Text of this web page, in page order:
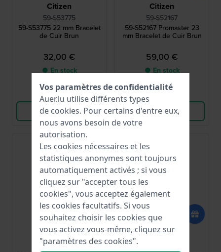
Citizen
59-S53775
59-S53775 22 mm Bracelet
de Cuir Brun
32,00 €
● En stock
Comparer
Voir les produits
Citizen
59-S52167
59-S52167 Promaster 23
mm Bracelet de Cuir Brun
59,00 €
● En stock
Voir les produits
Citizen
59-S53658
Citizen
Vos paramètres de confidentialité
Auer.lu utilise différents types
de cookies. Pour certains d'entre eux,
nous avons besoin de votre
autorisation.
Les cookies nécessaires et les
statistiques anonymes sont toujours
automatiquement activés ; si vous
cliquez sur "accepter tous les
cookies", vous acceptez également
les cookies facultatifs. Si vous
souhaitez choisir les cookies que
vous activez vous-même, cliquez sur
"paramètres des cookies".